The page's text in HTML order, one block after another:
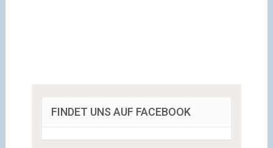
FINDET UNS AUF FACEBOOK